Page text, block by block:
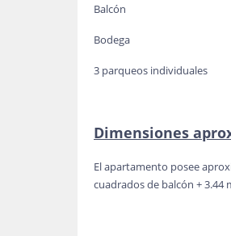
Balcón
Bodega
3 parqueos individuales
Dimensiones
El apartamento posee
cuadrados de balcón + 3.44